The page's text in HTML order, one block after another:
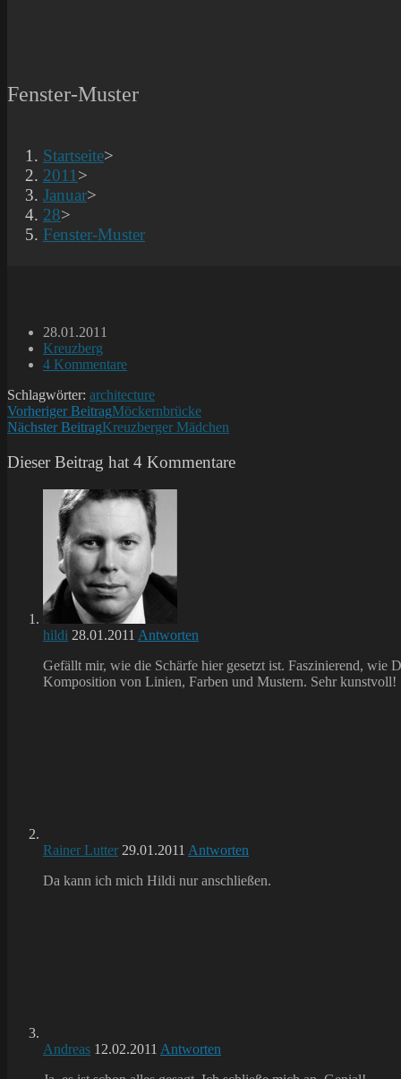
Fenster-Muster
Startseite>
2011 >
Januar>
28>
Fenster-Muster
Beitrag
veröffentlicht:
28.01.2011
Beitrags-
Kategorie:
Kreuzberg
Beitrags-
4 Kommentare
Schlagwörter: architecture
Weitere
Artikel
ansehen
Vorheriger BeitragMöckernbrücke
Nächster BeitragKreuzberger Mädchen
Dieser Beitrag hat 4 Kommentare
hildi 28.01.2011 Antworten
Gefällt mir, wie die Schärfe hier gesetzt ist. Faszinierend, wie
Komposition von Linien, Farben und Mustern. Sehr kunstvoll!
Rainer Lutter 29.01.2011 Antworten
Da kann ich mich Hildi nur anschließen.
Andreas 12.02.2011 Antworten